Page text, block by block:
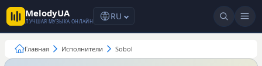
MelodyUA
ЛУЧШАЯ МУЗЫКА ОНЛАЙН RU
Главная Исполнители Sobol